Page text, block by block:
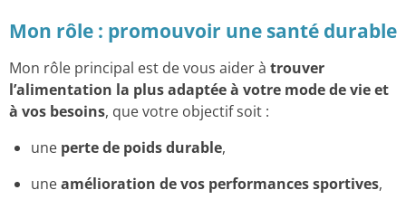
Mon rôle : promouvoir une santé durable
Mon rôle principal est de vous aider à trouver
l’alimentation la plus adaptée à votre mode de vie et
à vos besoins, que votre objectif soit :
une perte de poids durable,
uneamélioration de vos performances sportives,